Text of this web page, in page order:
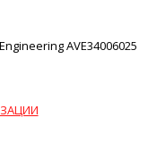
AVE34006025